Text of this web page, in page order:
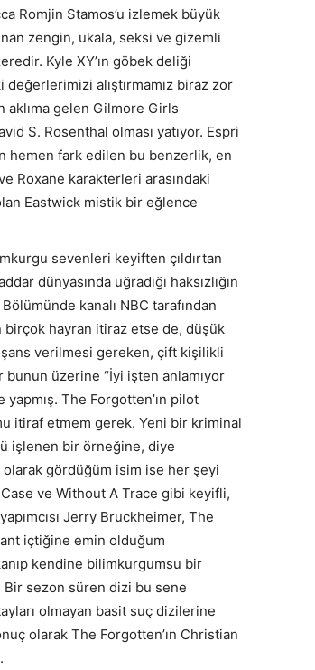
Romjin Stamos’u izlemek büyük
zengin, ukala, seksi ve gizemli
Kyle XY’ın göbek deliği
alıştırmamız biraz zor
gelen Gilmore Girls
S. Rosenthal olması yatıyor. Espri
hemen fark edilen bu benzerlik, en
Roxane karakterleri arasındaki
Eastwick mistik bir eğlence
sevenleri keyiften çıldırtan
dünyasında uğradığı haksızlığın
kanalı NBC tarafından
birçok hayran itiraz etse de, düşük
şans verilmesi gereken, çift kişilikli
bunun üzerine “İyi işten anlamıyor
The Forgotten’ın pilot
itiraf etmem gerek. Yeni bir kriminal
işlenen bir örneğine, diye
olarak gördüğüm isim ise her şeyi
ve Without A Trace gibi keyifli,
Jerry Bruckheimer, The
ant içtiğine emin olduğum
kendine bilimkurgumsu bir
Bir sezon süren dizi bu sene
olmayan basit suç dizilerine
olarak The Forgotten’ın Christian